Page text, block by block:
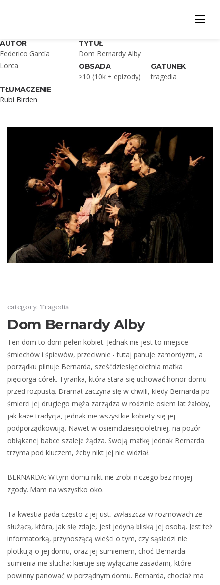
AUTOR
Federico García
Lorca
TYTUŁ
Dom Bernardy Alby
OBSADA
>10 (10k + epizody)
GATUNEK
tragedia
TŁUMACZENIE
Rubi Birden
category: Tragedia
Dom Bernardy Alby
Ten dom to dom pełen kobiet. Jednak nie jest to miejsce
śmiechów i śpiewów, przeciwnie - tutaj panuje zamordyzm, a
porządku pilnuje Bernarda, sześćdziesięcioletnia matka
pięciorga córek. Tyranka, która stara się uchować honor domu
przed rozpustą. Dramat zaczyna się w chwili, kiedy Bernarda po
śmierci jej drugiego męża zarządza w rodzinie osiem lat żałoby,
jak każe tradycja, jednak nie wszystkie kobiety się jej
podporządkowują. Nawet w osiemdziesięcioletniej, na pozór
obłąkanej babce szaleje żądza. Swoją matkę jednak Bernarda
trzyma pod kluczem, żeby nikt jej nie widział.
BERNARDA: W tym domu nikt nie zrobi niczego bez mojej
zgody. Mam na wszystko oko.
Ta kwestia pada często z jej ust, zwłaszcza w rozmowach ze
służącą, która, jak się zdaje, jest jedyną bliską jej osobą. Jest też
informatorką, przynoszącą wieści o tym, czy sąsiedzi nie
plotkują o jej domu, oraz jej sumieniem, choć Bernarda
sumienia nie słucha: kieruje się wyłącznie zasadami, które
powinny panować w porządnym domu. Bernarda, chociaż ma